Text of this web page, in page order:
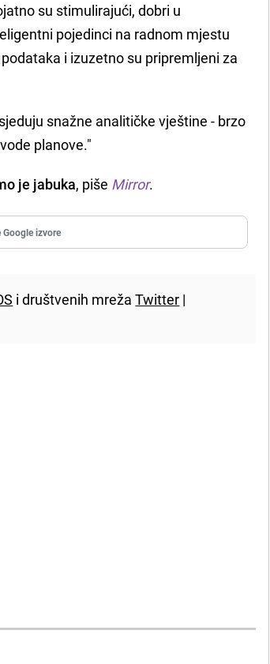
su stimulirajući, dobri u
pojedinci na radnom mjestu
i izuzetno su pripremljeni za
snažne analitičke vještine - brzo
planove."
je jabuka, piše Mirror.
Google izvore
i društvenih mrežaTwitter |